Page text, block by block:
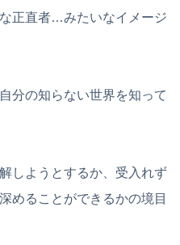
正直者…みたいなイメージ
分の知らない世界を知って
しようとするか、受入れず
めることができるかの境目